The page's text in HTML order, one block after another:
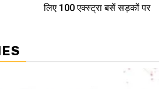
लिए 100 एक्स्ट्रा बसें सड़कों पर